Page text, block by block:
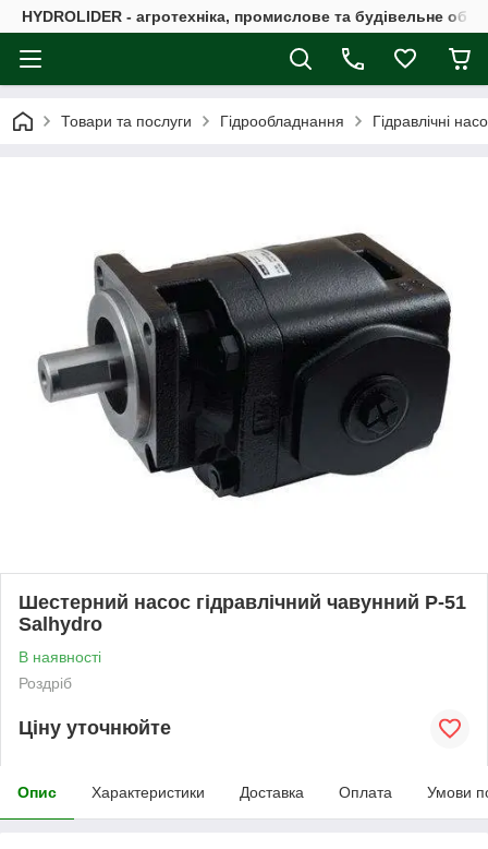
HYDROLIDER - агротехніка, промислове та будівельне
Товари та послуги Гідрообладнання Гідравлічні
Шестерний насос гідравлічний чавунний P-51
Salhydro
В наявності
Роздріб
Ціну уточнюйте
Опис Характеристики Доставка Оплата Умови